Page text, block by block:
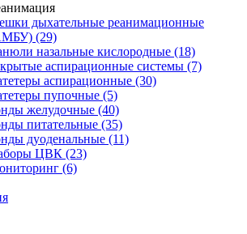
дыхательные реанимационные
(29)
назальные кислородные (18)
аспирационные системы (7)
аспирационные (30)
пупочные (5)
желудочные (40)
питательные (35)
дуоденальные (11)
ЦВК (23)
(6)